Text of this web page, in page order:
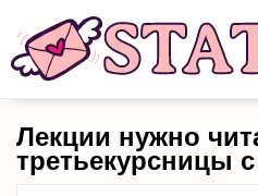
Лекции нужно
третьекурсницы